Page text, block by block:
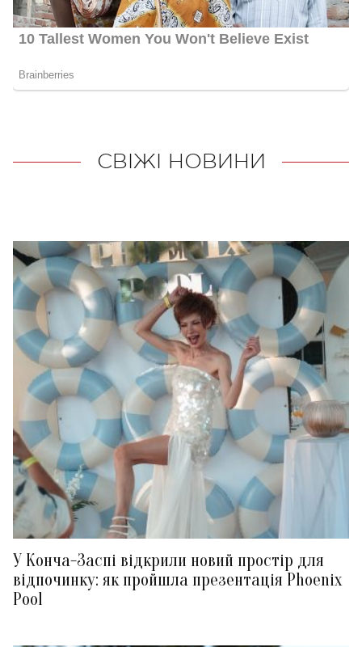
СВІЖІ НОВИНИ
У Конча-Заспі відкрили новий простір для
відпочинку: як пройшла презентація Phoenix
Pool